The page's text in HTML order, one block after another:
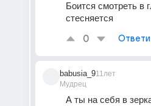
Боится смотреть в
стесняется
0
babusia_9
Мудрец
11лет
А ты на себя в